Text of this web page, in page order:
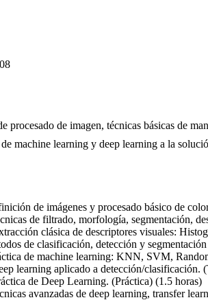
procesado de imagen, técnicas básicas de
de machine learning y deep learning a la
de imágenes y procesado básico de
de filtrado, morfología, segmentación,
clásica de descriptores visuales:
de clasificación, detección y
de machine learning: KNN, SVM,
learning aplicado a detección/clasificación.
de Deep Learning. (Práctica) (1.5 horas)
avanzadas de deep learning, transfer